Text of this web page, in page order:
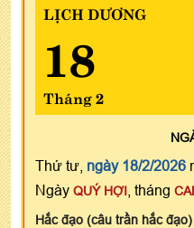
LỊCH DƯƠNG
18
Tháng 2
Thứ tư, ngày 18/2/2026
Ngày QUÝ HỢI , tháng
Hắc đạo (câu trần hắc đạo)